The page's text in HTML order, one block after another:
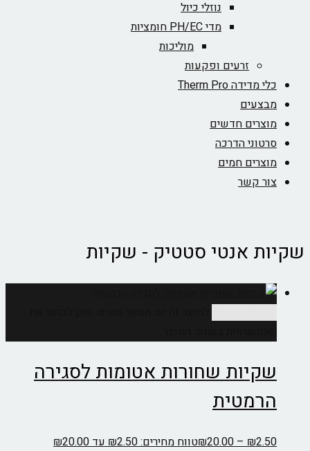
נוזלי כיול
מדי PH/EC חומציות
מוליכות
זרעים ופקעות
כלי מדידה Therm Pro
מבצעים
מוצרים חדשים
סרטוני הדרכה
מוצרים חמים
צור קשר
שקיות אנטי סטטיק - שקיות
שקיות שחורות אטומות לסגירה
הרמטית
₪2.50
–
₪20.00 טווח מחירים: ⁦₪2.50⁩ עד ⁦₪20.00⁩